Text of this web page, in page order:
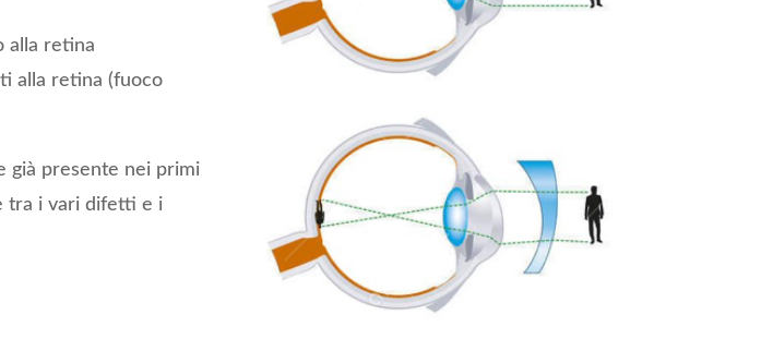
alla retina
alla retina (fuoco
già presente nei primi
tra i vari difetti e i